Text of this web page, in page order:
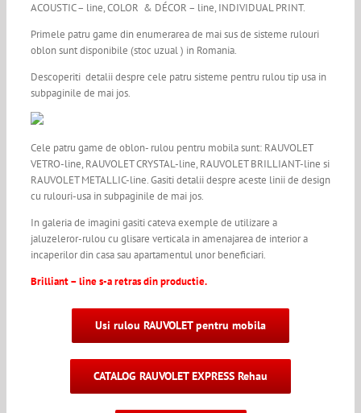
ACOUSTIC – line, COLOR & DÉCOR – line, INDIVIDUAL PRINT.
Primele patru game din enumerarea de mai sus de sisteme rulouri
oblon sunt disponibile (stoc uzual ) in Romania.
Descoperiti detalii despre cele patru sisteme pentru rulou tip usa in
subpaginile de mai jos.
Cele patru game de oblon- rulou pentru mobila sunt: RAUVOLET
VETRO-line, RAUVOLET CRYSTAL-line, RAUVOLET BRILLIANT-line si
RAUVOLET METALLIC-line. Gasiti detalii despre aceste linii de design
cu rulouri-usa in subpaginile de mai jos.
In galeria de imagini gasiti cateva exemple de utilizare a
jaluzeleror-rulou cu glisare verticala in amenajarea de interior a
incaperilor din casa sau apartamentul unor beneficiari.
Brilliant – line s-a retras din productie.
Usi rulou RAUVOLET pentru mobila
CATALOG RAUVOLET EXPRESS Rehau